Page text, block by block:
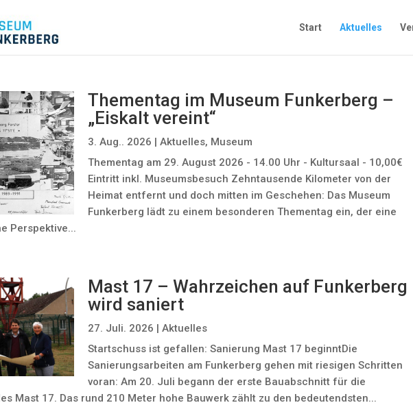
Start Aktuelles
Thementag im Museum Funkerberg –
„Eiskalt vereint“
3. Aug.. 2026 | Aktuelles, Museum
Thementag am 29. August 2026 - 14.00 Uhr - Kultursaal - 10,00€
Eintritt inkl. Museumsbesuch Zehntausende Kilometer von der
Heimat entfernt und doch mitten im Geschehen: Das Museum
Funkerberg lädt zu einem besonderen Thementag ein, der eine
Perspektive...
Mast 17 – Wahrzeichen auf Funkerberg
wird saniert
27. Juli. 2026 | Aktuelles
Startschuss ist gefallen: Sanierung Mast 17 beginntDie
Sanierungsarbeiten am Funkerberg gehen mit riesigen Schritten
voran: Am 20. Juli begann der erste Bauabschnitt für die
Mast 17. Das rund 210 Meter hohe Bauwerk zählt zu den bedeutendsten...